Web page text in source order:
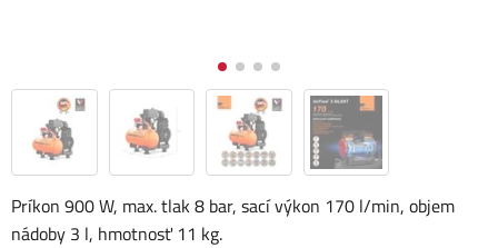
Príkon 900 W, max. tlak 8 bar, sací výkon 170 l/min, objem
nádoby 3 l, hmotnosť 11 kg.